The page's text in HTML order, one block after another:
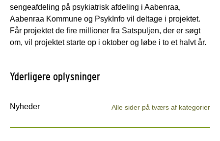
sengeafdeling på psykiatrisk afdeling i Aabenraa,
Aabenraa Kommune og PsykInfo vil deltage i projektet.
Får projektet de fire millioner fra Satspuljen, der er søgt
om, vil projektet starte op i oktober og løbe i to et halvt år.
Yderligere oplysninger
Nyheder Alle sider på tværs af kategorier